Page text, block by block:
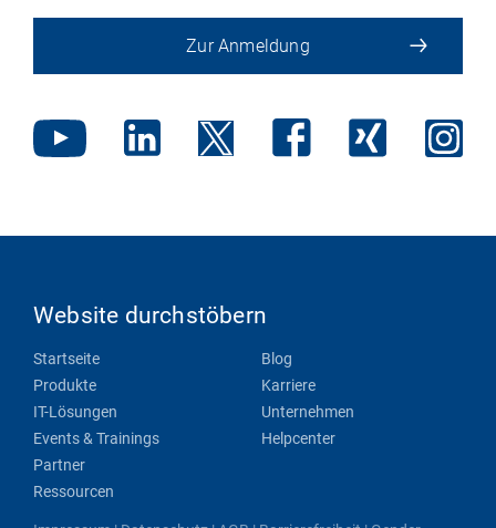
Zur Anmeldung
Website durchstöbern
Startseite
Produkte
IT-Lösungen
Events & Trainings
Partner
Ressourcen
Blog
Karriere
Unternehmen
Helpcenter